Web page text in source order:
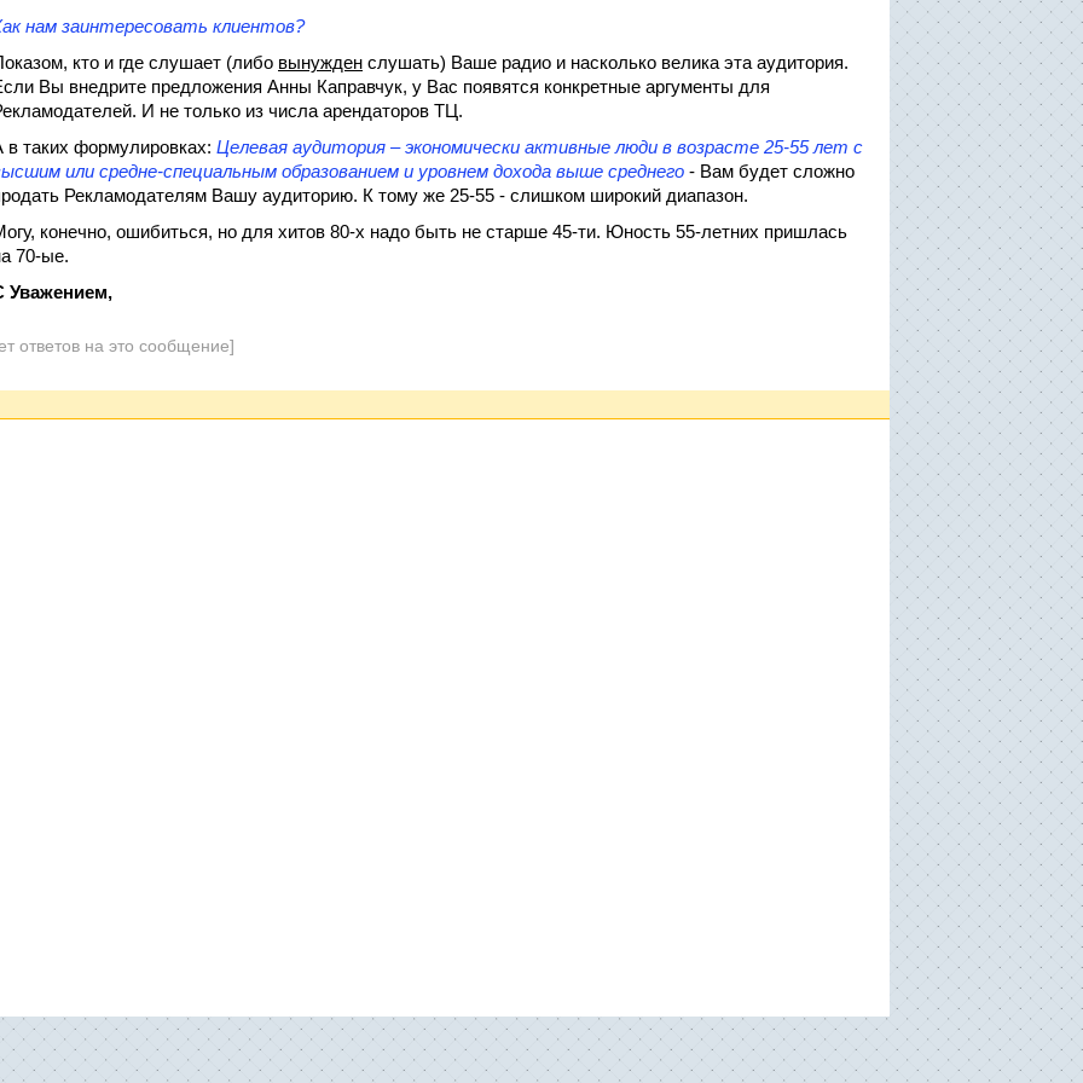
нам заинтересовать клиентов?
кто и где слушает (либо вынужден слушать) Ваше радио и насколько велика эта аудитория.
Вы внедрите предложения Анны Каправчук, у Вас появятся конкретные аргументы для
И не только из числа арендаторов ТЦ.
в таких формулировках: Целевая аудитория – экономически активные люди в возрасте 25-55 лет с
или средне-специальным образованием и уровнем дохода выше среднего - Вам будет сложно
Рекламодателям Вашу аудиторию. К тому же 25-55 - слишком широкий диапазон.
конечно, ошибиться, но для хитов 80-х надо быть не старше 45-ти. Юность 55-летних пришлась
70-ые.
Уважением,
ответов на это сообщение]